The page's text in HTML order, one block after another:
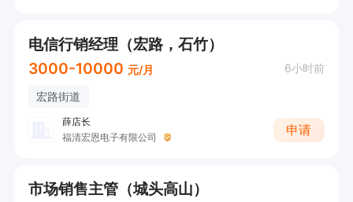
电信行销经理（宏路，石竹）
3000-10000 元/月 6小时前
宏路街道
薛店长
福清宏恩电子有限公司
申请
市场销售主管（城头高山）